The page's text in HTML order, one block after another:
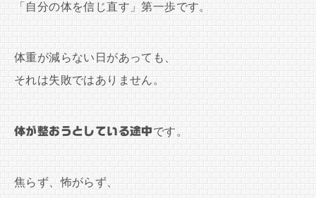
「自分の体を信じ直す」第一歩です。
体重が減らない日があっても、
それは失敗ではありません。
体が整おうとしている途中です。
焦らず、怖がらず、